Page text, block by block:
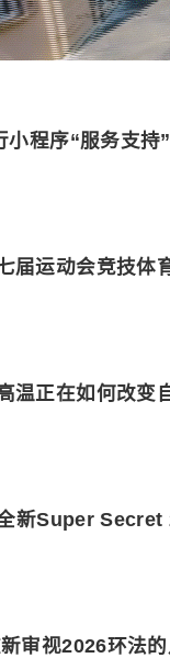
小程序“服务支持
届运动会竞技体
温正在如何改变
新Super Secret
审视2026环法